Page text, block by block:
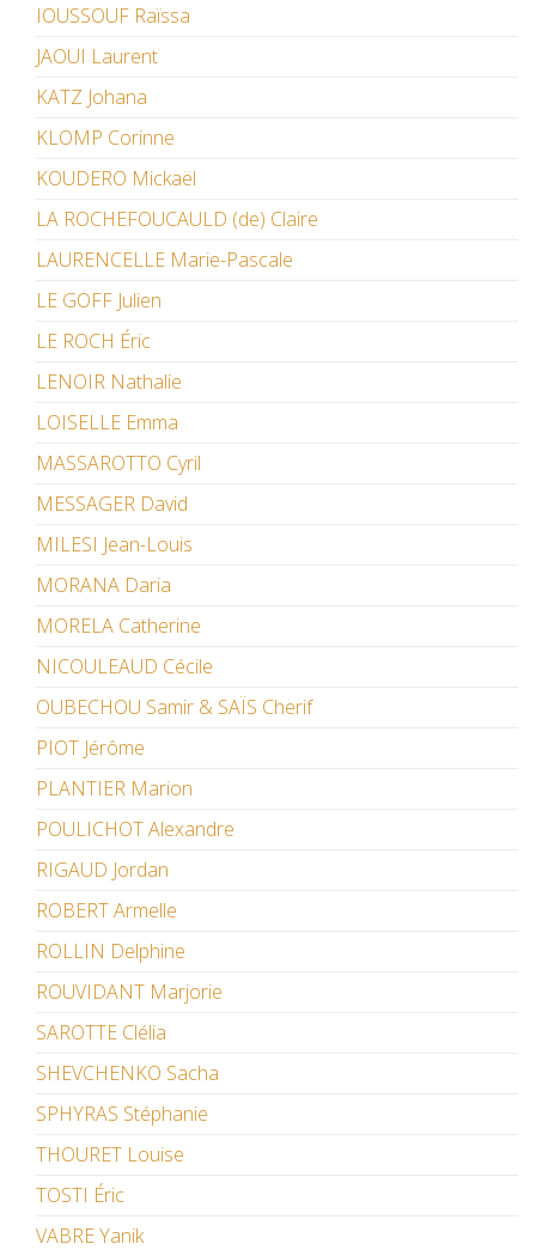
IOUSSOUF Raïssa
JAOUI Laurent
KATZ Johana
KLOMP Corinne
KOUDERO Mickaël
LA ROCHEFOUCAULD (de) Claire
LAURENCELLE Marie-Pascale
LE GOFF Julien
LE ROCH Éric
LENOIR Nathalie
LOISELLE Emma
MASSAROTTO Cyril
MESSAGER David
MILESI Jean-Louis
MORANA Daria
MORELA Catherine
NICOULEAUD Cécile
OUBECHOU Samir & SAÏS Cherif
PIOT Jérôme
PLANTIER Marion
POULICHOT Alexandre
RIGAUD Jordan
ROBERT Armelle
ROLLIN Delphine
ROUVIDANT Marjorie
SAROTTE Clélia
SHEVCHENKO Sacha
SPHYRAS Stéphanie
THOURET Louise
TOSTI Éric
VABRE Yanik